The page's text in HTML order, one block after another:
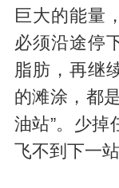
巨大的能量
必须沿途停
脂肪，再继
的滩涂，都
油站”。少掉
飞不到下一站